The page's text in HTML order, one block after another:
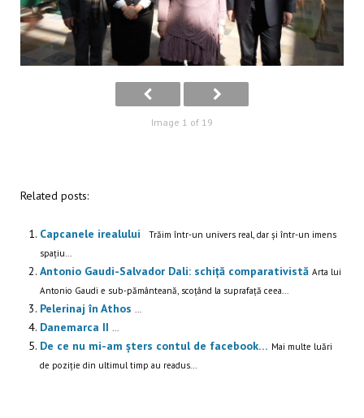
Image 1 of 19
Related posts:
Capcanele irealului
Trăim într-un univers real, dar și într-un imens
spațiu...
Antonio Gaudi-Salvador Dali: schiță comparativistă Arta lui
Antonio Gaudi e sub-pământeană, scoțând la suprafață ceea...
Pelerinaj în Athos
Danemarca II
De ce nu mi-am șters contul de facebook… Mai multe luări
de poziție din ultimul timp au readus...